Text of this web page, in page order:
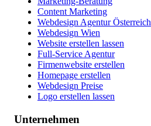
Content Marketing
Webdesign Agentur Österreich
Webdesign Wien
Website erstellen lassen
Full-Service Agentur
Firmenwebsite erstellen
Homepage erstellen
Webdesign Preise
Logo erstellen lassen
Unternehmen